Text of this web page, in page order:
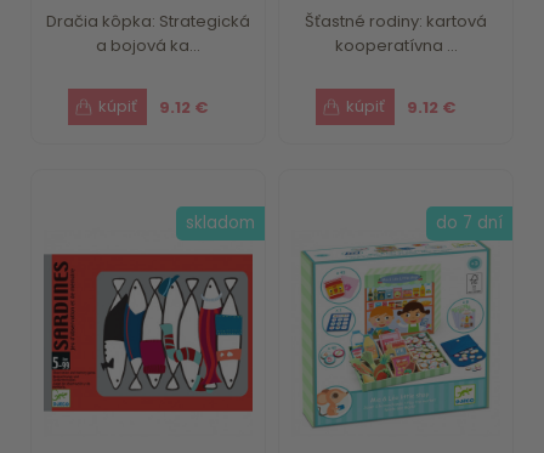
Dračia kôpka: Strategická
a bojová ka...
9.12 €
Šťastné rodiny: kartová
kooperatívna ...
9.12 €
skladom do 7 dní